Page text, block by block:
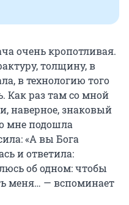
очень кропотливая.
толщину, в
в технологию того
Как раз там со мной
наверное, знаковый
мне подошла
«А вы Бога
и ответила:
об одном: чтобы
меня… — вспоминает